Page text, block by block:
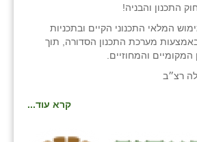
התכנון והבניה!
המלאי התכנוני הקיים ובתכניות
מערכת התכנון הסדורה, תוך
המקומיים והמחוזיים.
רצ״ב
קרא עוד...